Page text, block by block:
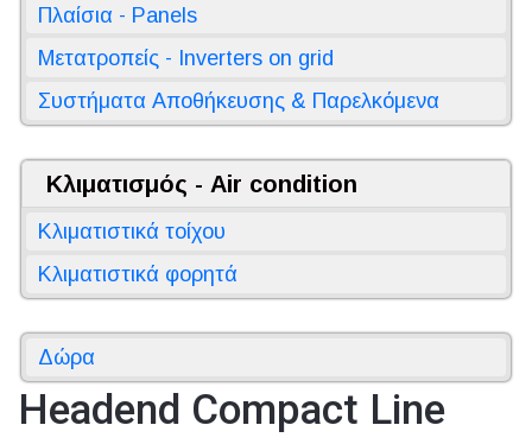
Πλαίσια - Panels
Μετατροπείς - Inverters on grid
Συστήματα Αποθήκευσης & Παρελκόμενα
Κλιματισμός - Air condition
Κλιματιστικά τοίχου
Κλιματιστικά φορητά
Δώρα
Headend Compact Line